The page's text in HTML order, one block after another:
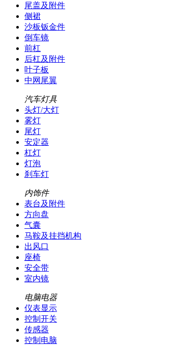
尾盖及附件
侧裙
沙板钣金件
倒车镜
前杠
后杠及附件
叶子板
中网尾翼
汽车灯具
头灯/大灯
雾灯
尾灯
安定器
杠灯
灯泡
刹车灯
内饰件
表台及附件
方向盘
气囊
马鞍及挂挡机构
出风口
座椅
安全带
室内镜
电脑电器
仪表显示
控制开关
传感器
控制电脑